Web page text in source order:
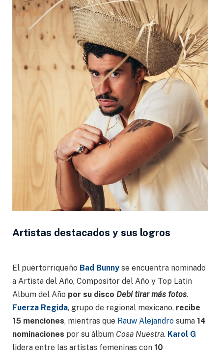
Artistas destacados y sus logros
El puertorriqueño Bad Bunny se encuentra nominado
a Artista del Año, Compositor del Año y Top Latin
Album del Año por su disco Debí tirar más fotos.
Fuerza Regida, grupo de regional mexicano, recibe
15 menciones, mientras que Rauw Alejandro suma 14
nominaciones por su álbum Cosa Nuestra. Karol G
lidera entre las artistas femeninas con 10